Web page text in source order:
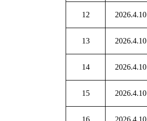
12 2026.4.10
13 2026.4.10
14 2026.4.10
15 2026.4.10
16 2026.4.10